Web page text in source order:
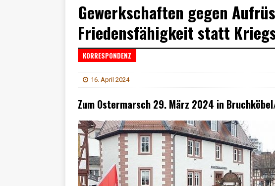
Gewerkschaften gegen
Friedensfähigkeit statt
KORRESPONDENZ
16. April 2024
Zum Ostermarsch 29. März 2024 in